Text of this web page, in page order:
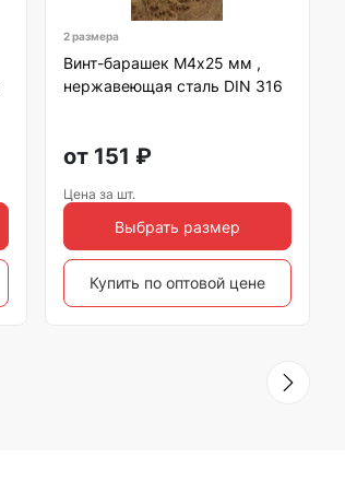
2 размера
Винт-барашек М4х25 мм ,
нержавеющая сталь DIN 316
от 151 ₽
Цена за шт.
Выбрать размер
Купить по оптовой цене